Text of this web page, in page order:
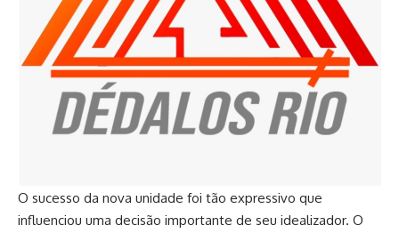
O sucesso da nova unidade foi tão expressivo que
influenciou uma decisão importante de seu idealizador. O